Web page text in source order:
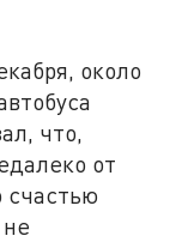
около
что,
от
счастью